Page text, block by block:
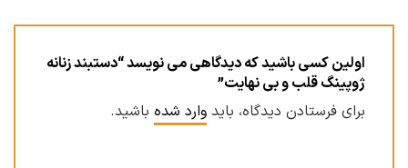
اولین کسی باشید که دیدگاهی می نویسد “دستبند زنانه
ژوپینگ قلب و بی نهایت”
برای فرستادن دیدگاه، باید وارد شده باشید.